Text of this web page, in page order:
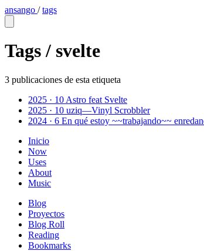
ansango /tags
Tags / svelte
3 publicaciones de esta etiqueta
2025 · 10 Astro feat Svelte
2025 · 10 uziq—Vinyl Scrobbler
2024 · 6 En qué estoy ~~trabajando~~
Inicio
Now
Uses
About
Music
Blog
Proyectos
Blog Roll
Reading
Bookmarks